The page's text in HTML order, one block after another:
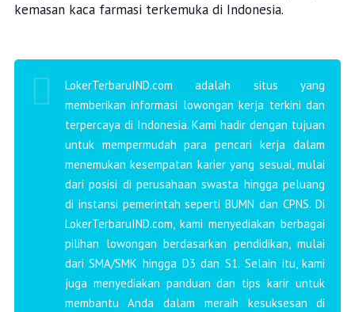
kemasan kaca farmasi terkemuka di Indonesia.
LokerTerbaruIND.com adalah situs yang
memberikan informasi lowongan kerja terkini dan
terpercaya di Indonesia. Kami hadir dengan tujuan
untuk mempermudah para pencari kerja dalam
menemukan kesempatan karier yang sesuai, mulai
dari posisi di perusahaan swasta hingga peluang
di instansi pemerintah seperti BUMN dan CPNS. Di
LokerTerbaruIND.com, kami menyediakan berbagai
pilihan lowongan berdasarkan pendidikan, mulai
dari SMA/SMK hingga D3 dan S1. Selain itu, kami
juga menyediakan panduan dan tips karir untuk
membantu Anda dalam meraih kesuksesan di